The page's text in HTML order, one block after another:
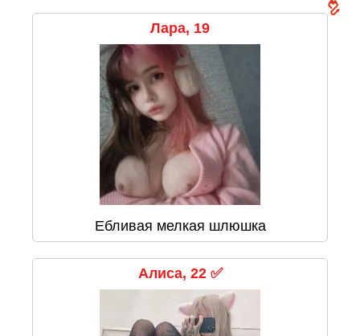
Лара, 19
Ебливая мелкая шлюшка
Алиса, 22 ✅